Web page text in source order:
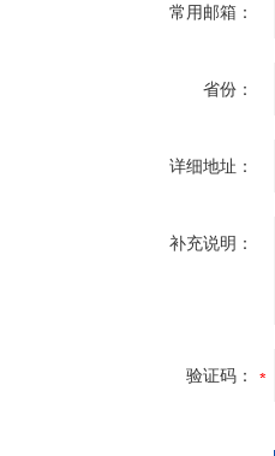
常用邮箱：
省份：
详细地址：
补充说明：
验证码：